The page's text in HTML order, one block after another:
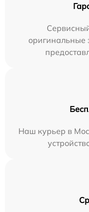
оригинальные
Наш курьер в